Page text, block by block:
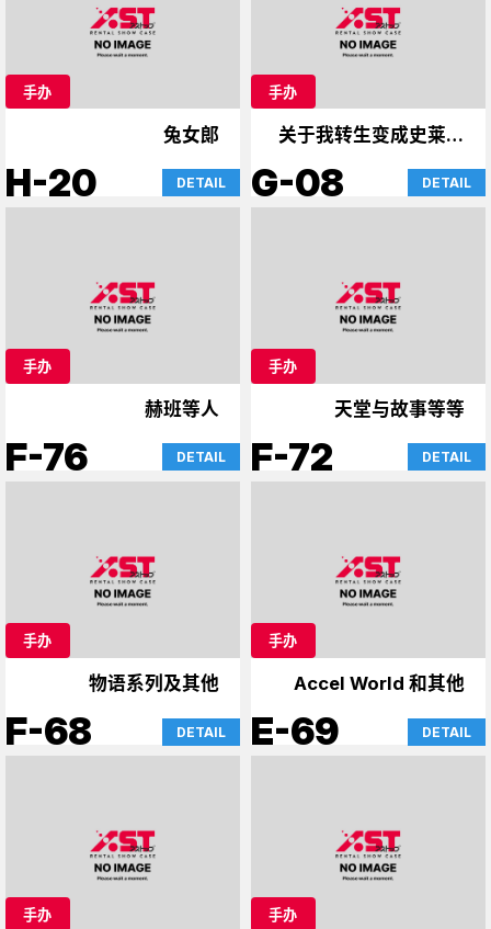
手办
兔女郎
H-20 DETAIL
手办
关于我转生变成史莱姆
这档事，魔卡少女樱
G-08 DETAIL
手办
赫班等人
F-76 DETAIL
手办
天堂与故事等等
F-72 DETAIL
手办
物语系列及其他
F-68 DETAIL
手办
Accel World 和其他
E-69 DETAIL
手办 手办